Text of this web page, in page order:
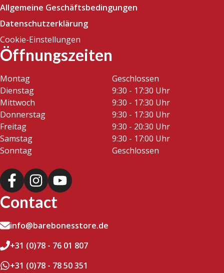
Allgemeine Geschäftsbedingungen
Datenschutzerklärung
Cookie-Einstellungen
Öffnungszeiten
Montag
Geschlossen
Dienstag
9:30 - 17:30 Uhr
Mittwoch
9:30 - 17:30 Uhr
Donnerstag
9:30 - 17:30 Uhr
Freitag
9:30 - 20:30 Uhr
Samstag
9:30 - 17:00 Uhr
Sonntag
Geschlossen
Contact
info@barebonesstore.de
+31 (0)78 - 76 01 807
+31 (0)78 - 78 50 351